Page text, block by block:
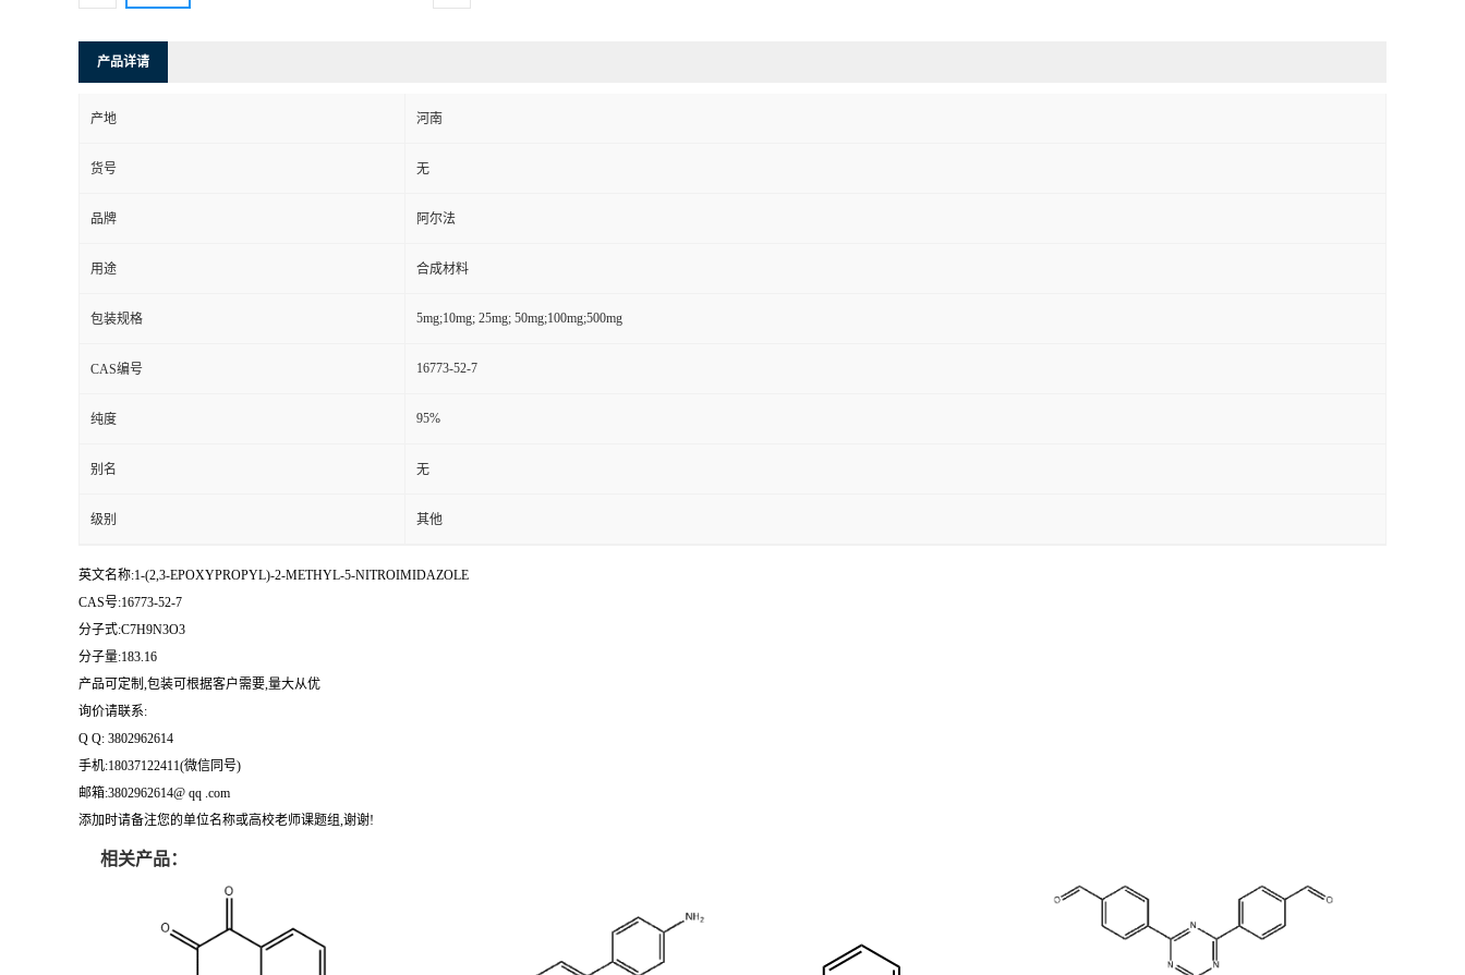
产品详请
产地 河南
货号 无
品牌 阿尔法
用途 合成材料
包装规格 5mg;10mg; 25mg; 50mg;100mg;500mg
CAS编号 16773-52-7
纯度 95%
别名 无
级别 其他
英文名称:1-(2,3-EPOXYPROPYL)-2-METHYL-5-NITROIMIDAZOLE
CAS号:16773-52-7
分子式:C7H9N3O3
分子量:183.16
产品可定制,包装可根据客户需要,量大从优
询价请联系:
Q Q: 3802962614
手机:18037122411(微信同号)
邮箱:3802962614@ qq .com
添加时请备注您的单位名称或高校老师课题组,谢谢!
相关产品：